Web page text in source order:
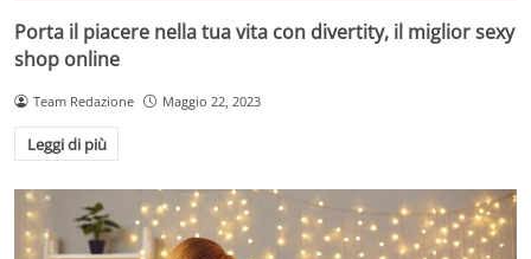
Porta il piacere nella tua vita con divertity, il miglior sexy
shop online
Team Redazione Maggio 22, 2023
Leggi di più